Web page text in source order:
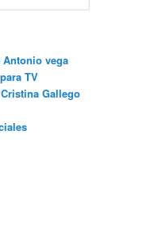
vega
TV
Gallego